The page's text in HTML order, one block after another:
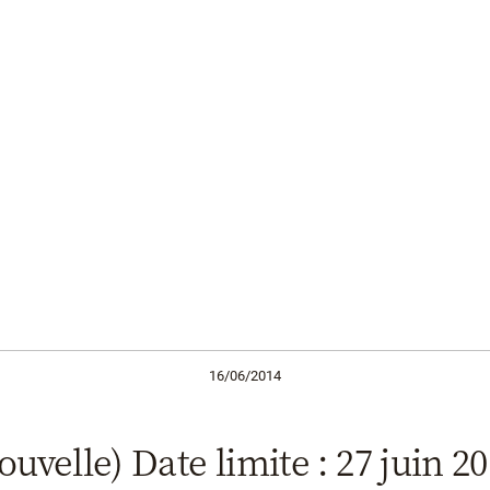
16/06/2014
Date limite : 27 juin